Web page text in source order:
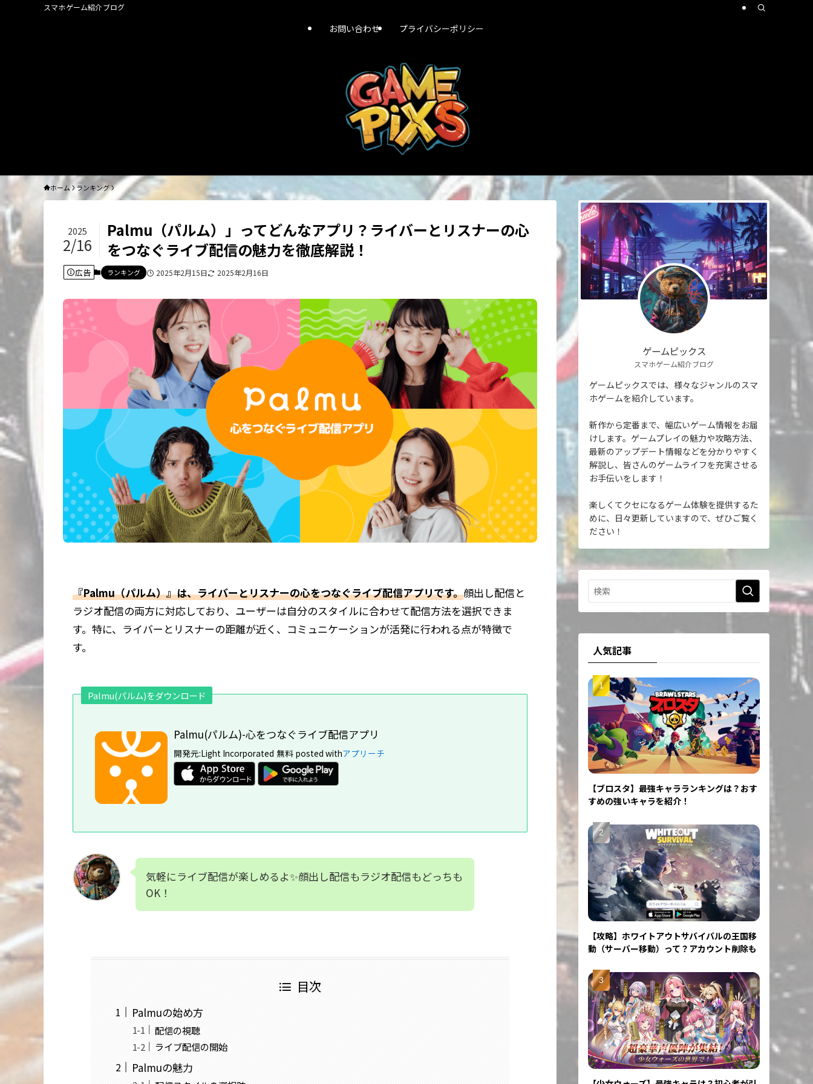
スマホゲーム紹介ブログ
お問い合わせ プライバシーポリシー
ホーム ランキング
Palmu（パルム）」ってどんなアプリ？ライバーとリスナーの心
をつなぐライブ配信の魅力を徹底解説！
2025
2/16
広告 ランキング 2025年2月15日 2025年2月16日
『Palmu（パルム）』は、ライバーとリスナーの心をつなぐライブ配信アプリです。顔出し配信と
ラジオ配信の両方に対応しており、ユーザーは自分のスタイルに合わせて配信方法を選択できま
す。特に、ライバーとリスナーの距離が近く、コミュニケーションが活発に行われる点が特徴で
す。
Palmu(パルム)をダウンロード
Palmu(パルム)-心をつなぐライブ配信アプリ
開発元:Light Incorporated 無料 posted withアプリーチ
気軽にライブ配信が楽しめるよ✨顔出し配信もラジオ配信もどっちも
OK！
目次
Palmuの始め方
配信の視聴
ライブ配信の開始
Palmuの魅力
ゲームピックス
スマホゲーム紹介ブログ
ゲームピックスでは、様々なジャンルのスマ
ホゲームを紹介しています。
新作から定番まで、幅広いゲーム情報をお届
けします。ゲームプレイの魅力や攻略方法、
最新のアップデート情報などを分かりやすく
解説し、皆さんのゲームライフを充実させる
お手伝いをします！
楽しくてクセになるゲーム体験を提供するた
めに、日々更新していますので、ぜひご覧く
ださい！
人気記事
【ブロスタ】最強キャラランキングは？おす
すめの強いキャラを紹介！
【攻略】ホワイトアウトサバイバルの王国移
動（サーバー移動）って？アカウント削除も